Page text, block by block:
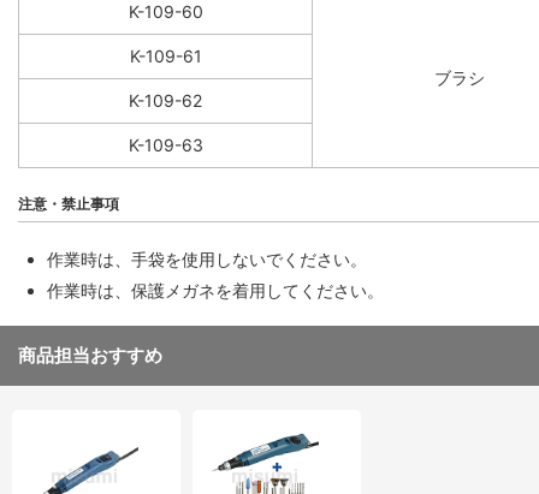
K-109-60
ブラシ
K-109-61
K-109-62
K-109-63
注意・禁止事項
作業時は、手袋を使用しないでください。
作業時は、保護メガネを着用してください。
商品担当おすすめ